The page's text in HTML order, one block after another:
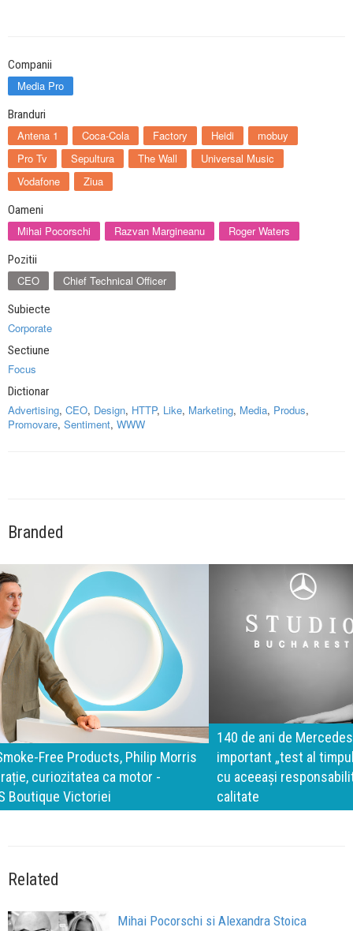
Companii
Media Pro
Branduri
Antena 1 Coca-Cola Factory Heidi
mobuy
Pro Tv
Sepultura The Wall
Universal Music
Vodafone
Ziua
Oameni
Mihai Pocorschi Razvan Margineanu Roger Waters
Pozitii
CEO Chief Technical Officer
Subiecte
Corporate
Sectiune
Focus
Dictionar
Advertising, CEO, Design, HTTP, Like, Marketing, Media, Produs,
Promovare, Sentiment, WWW
Branded
140 de ani de Mercedes-Benz. Ramona Pîrlog: Cel mai
important „test al timpului” este să inovăm constant, dar
cu aceeași responsabilitate față de oameni, siguranță și
calitate
Related
Mihai Pocorschi si Alexandra Stoica